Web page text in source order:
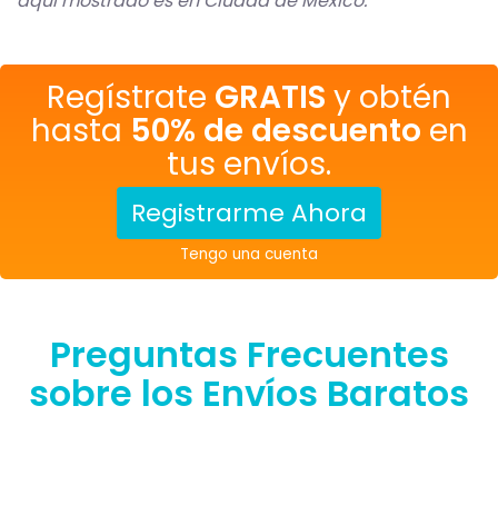
Regístrate GRATIS y obtén
hasta 50% de descuento en
tus envíos.
Registrarme Ahora
Tengo una cuenta
Preguntas Frecuentes
sobre los Envíos Baratos